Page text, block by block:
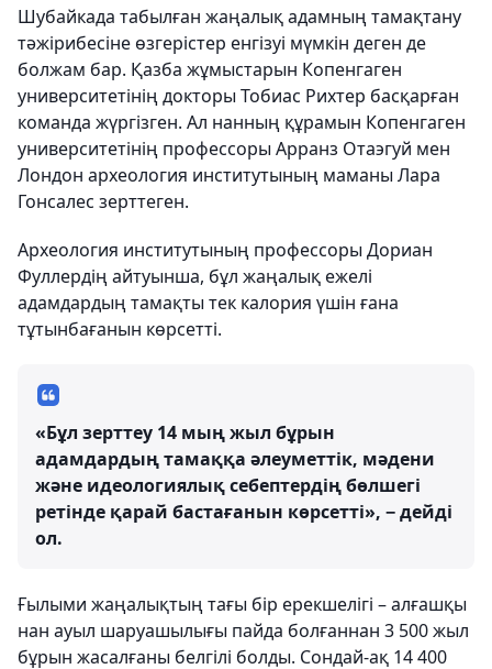
Шубайкада табылған жаңалық адамның тамақтану
тәжірибесіне өзгерістер енгізуі мүмкін деген де
болжам бар. Қазба жұмыстарын Копенгаген
университетінің докторы Тобиас Рихтер басқарған
команда жүргізген. Ал нанның құрамын Копенгаген
университетінің профессоры Арранз Отаэгуй мен
Лондон археология институтының маманы Лара
Гонсалес зерттеген.
Археология институтының профессоры Дориан
Фуллердің айтуынша, бұл жаңалық ежелі
адамдардың тамақты тек калория үшін ғана
тұтынбағанын көрсетті.
«Бұл зерттеу 14 мың жыл бұрын
адамдардың тамаққа әлеуметтік, мәдени
және идеологиялық себептердің бөлшегі
ретінде қарай бастағанын көрсетті», − дейді
ол.
Ғылыми жаңалықтың тағы бір ерекшелігі – алғашқы
нан ауыл шаруашылығы пайда болғаннан 3 500 жыл
бұрын жасалғаны белгілі болды. Сондай-ақ 14 400